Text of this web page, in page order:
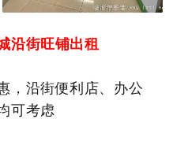
沿街旺铺出租
，沿街便利店、办公
可考虑